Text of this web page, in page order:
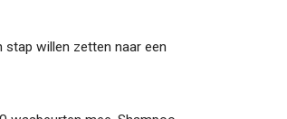
stap willen zetten naar een